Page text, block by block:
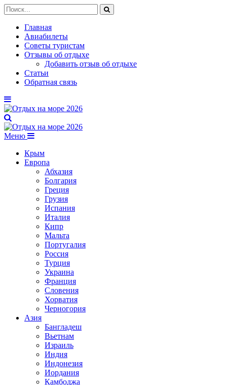
Главная
Авиабилеты
Советы туристам
Отзывы об отдыхе
Добавить отзыв об отдыхе
Статьи
Обратная связь
Меню
Крым
Европа
Абхазия
Болгария
Греция
Грузия
Испания
Италия
Кипр
Мальта
Португалия
Россия
Турция
Украина
Франция
Словения
Хорватия
Черногория
Азия
Бангладеш
Вьетнам
Израиль
Индия
Индонезия
Иордания
Камбоджа